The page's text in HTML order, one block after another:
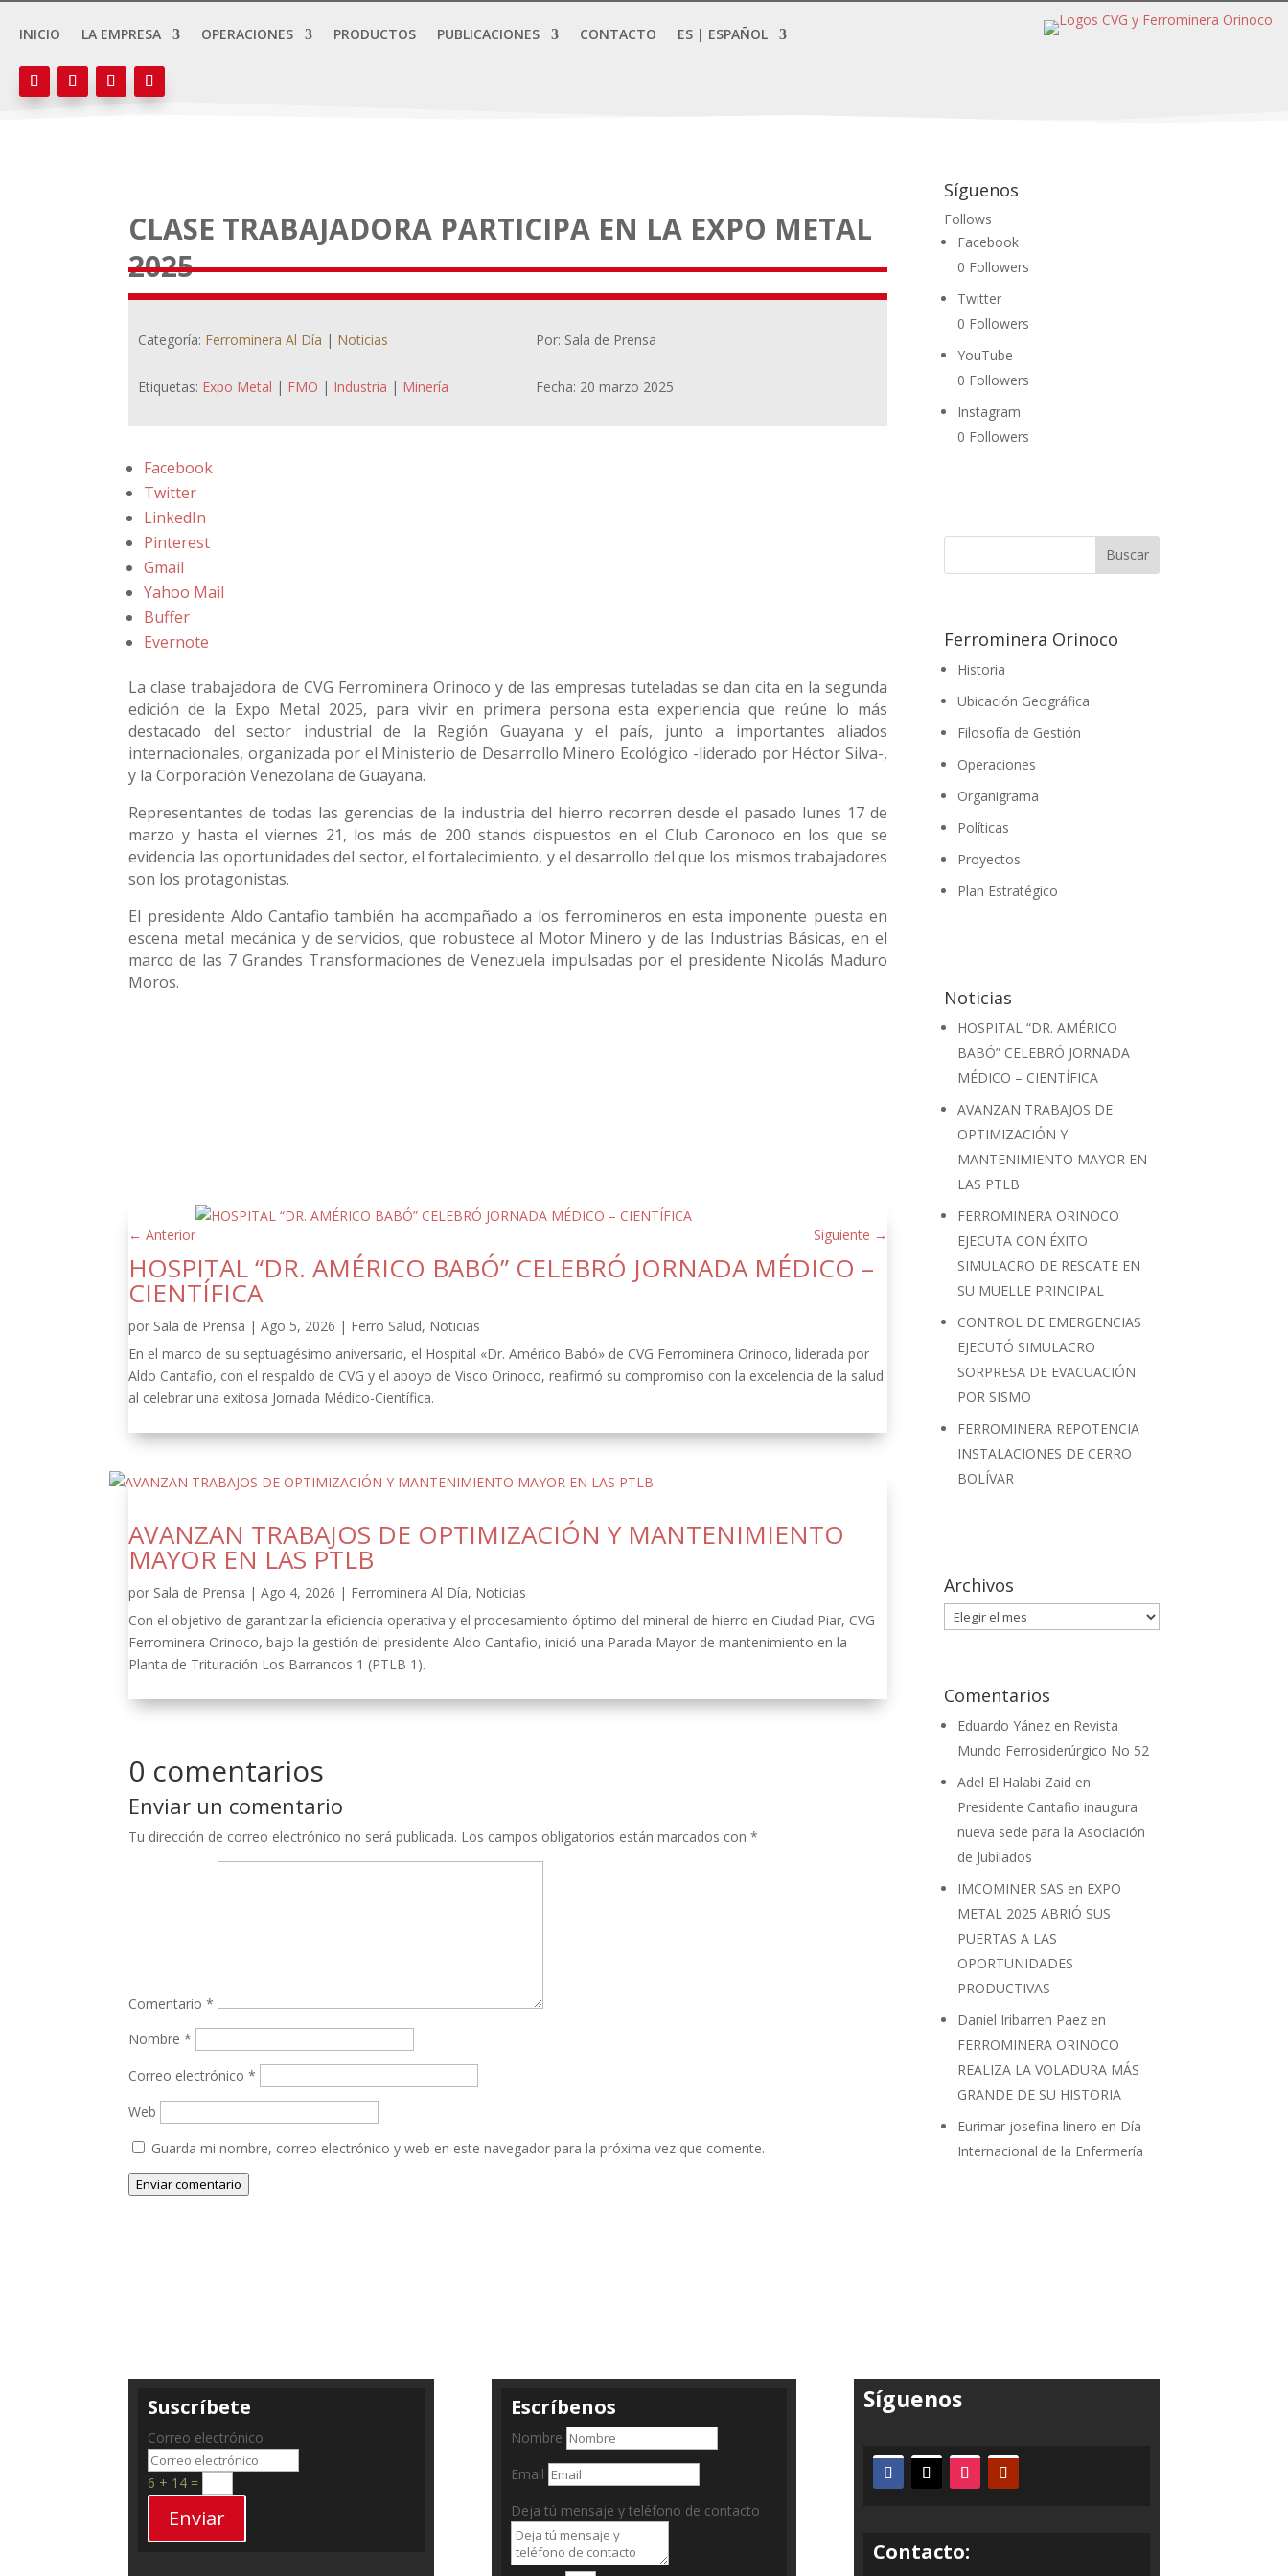
INICIO LA EMPRESA OPERACIONES PRODUCTOS PUBLICACIONES CONTACTO ES | ESPAÑOL
CLASE TRABAJADORA PARTICIPA EN LA EXPO METAL
2025
Categoría: Ferrominera Al Día | Noticias
Etiquetas: Expo Metal | FMO | Industria | Minería
Por: Sala de Prensa
Fecha: 20 marzo 2025
Facebook
Twitter
LinkedIn
Pinterest
Gmail
Yahoo Mail
Buffer
Evernote
La clase trabajadora de CVG Ferrominera Orinoco y de las empresas tuteladas se dan cita en la segunda
edición de la Expo Metal 2025, para vivir en primera persona esta experiencia que reúne lo más
destacado del sector industrial de la Región Guayana y el país, junto a importantes aliados
internacionales, organizada por el Ministerio de Desarrollo Minero Ecológico -liderado por Héctor Silva-,
y la Corporación Venezolana de Guayana.
Representantes de todas las gerencias de la industria del hierro recorren desde el pasado lunes 17 de
marzo y hasta el viernes 21, los más de 200 stands dispuestos en el Club Caronoco en los que se
evidencia las oportunidades del sector, el fortalecimiento, y el desarrollo del que los mismos trabajadores
son los protagonistas.
El presidente Aldo Cantafio también ha acompañado a los ferromineros en esta imponente puesta en
escena metal mecánica y de servicios, que robustece al Motor Minero y de las Industrias Básicas, en el
marco de las 7 Grandes Transformaciones de Venezuela impulsadas por el presidente Nicolás Maduro
Moros.
←Anterior Siguiente →
HOSPITAL “DR. AMÉRICO BABÓ” CELEBRÓ JORNADA MÉDICO –
CIENTÍFICA
por Sala de Prensa |Ago 5, 2026 | Ferro Salud, Noticias
En el marco de su septuagésimo aniversario, el Hospital «Dr. Américo Babó» de CVG Ferrominera Orinoco, liderada por
Aldo Cantafio, con el respaldo de CVG y el apoyo de Visco Orinoco, reafirmó su compromiso con la excelencia de la salud
al celebrar una exitosa Jornada Médico-Científica.
AVANZAN TRABAJOS DE OPTIMIZACIÓN Y MANTENIMIENTO
MAYOR EN LAS PTLB
por Sala de Prensa |Ago 4, 2026 | Ferrominera Al Día, Noticias
Con el objetivo de garantizar la eficiencia operativa y el procesamiento óptimo del mineral de hierro en Ciudad Piar, CVG
Ferrominera Orinoco, bajo la gestión del presidente Aldo Cantafio, inició una Parada Mayor de mantenimiento en la
Planta de Trituración Los Barrancos 1 (PTLB 1).
0 comentarios
Enviar un comentario
Tu dirección de correo electrónico no será publicada. Los campos obligatorios están marcados con*
Comentario*
Nombre*
Correo electrónico*
Web
Guarda mi nombre, correo electrónico y web en este navegador para la próxima vez que comente.
Enviar comentario
Síguenos
Follows
Facebook
0 Followers
Twitter
0 Followers
YouTube
0 Followers
Instagram
0 Followers
Ferrominera Orinoco
Historia
Ubicación Geográfica
Filosofía de Gestión
Operaciones
Organigrama
Políticas
Proyectos
Plan Estratégico
Noticias
HOSPITAL “DR. AMÉRICO
BABÓ” CELEBRÓ JORNADA
MÉDICO – CIENTÍFICA
AVANZAN TRABAJOS DE
OPTIMIZACIÓN Y
MANTENIMIENTO MAYOR EN
LAS PTLB
FERROMINERA ORINOCO
EJECUTA CON ÉXITO
SIMULACRO DE RESCATE EN
SU MUELLE PRINCIPAL
CONTROL DE EMERGENCIAS
EJECUTÓ SIMULACRO
SORPRESA DE EVACUACIÓN
POR SISMO
FERROMINERA REPOTENCIA
INSTALACIONES DE CERRO
BOLÍVAR
Archivos
Archivos
Comentarios
Eduardo Yánez en Revista
Mundo Ferrosiderúrgico No 52
Adel El Halabi Zaid en
Presidente Cantafio inaugura
nueva sede para la Asociación
de Jubilados
IMCOMINER SAS en EXPO
METAL 2025 ABRIÓ SUS
PUERTAS A LAS
OPORTUNIDADES
PRODUCTIVAS
Daniel Iribarren Paez en
FERROMINERA ORINOCO
REALIZA LA VOLADURA MÁS
GRANDE DE SU HISTORIA
Eurimar josefina linero en Día
Internacional de la Enfermería
Suscríbete
Correo electrónico
6 + 14 =
Enviar
Escríbenos
Nombre
Email
Deja tú mensaje y teléfono de contacto
Síguenos
Contacto: